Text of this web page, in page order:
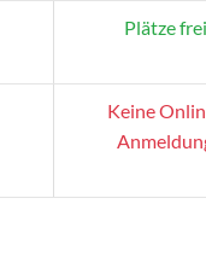
Plätze frei
Keine